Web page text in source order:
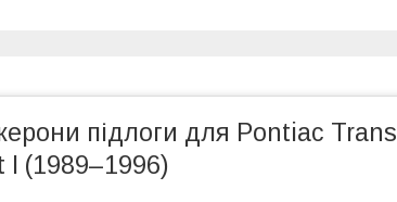
підлоги для Pontiac Trans
I (1989–1996)